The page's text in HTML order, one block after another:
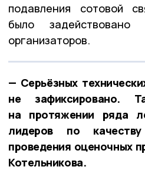
подавления сотовой
было
организаторов.
— Серьёзных
не зафиксировано.
на протяжении ряда
лидеров по
проведения оценочных
Котельникова.